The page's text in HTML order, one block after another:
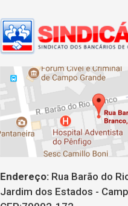
Endereço: Rua Barão do
Jardim dos Estados -